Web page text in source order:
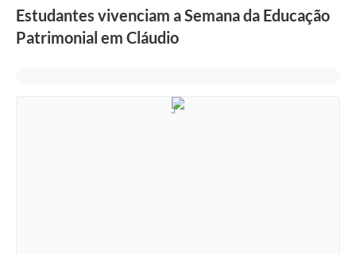
Estudantes vivenciam a Semana da Educação
Patrimonial em Cláudio